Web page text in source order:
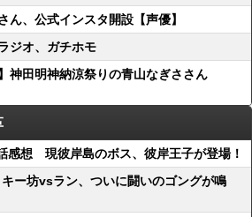
ん、公式インスタ開設【声優】
ジオ、ガチホモ
神田明神納涼祭りの青山なぎささん
感想 現彼岸島のボス、彼岸王子が登場！
ー坊vsラン、ついに闘いのゴングが鳴